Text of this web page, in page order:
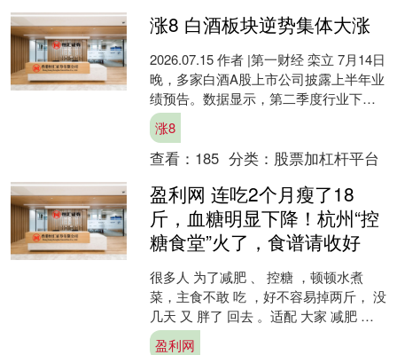
涨8 白酒板块逆势集体大涨
2026.07.15 作者 |第一财经 栾立 7月14日
晚，多家白酒A股上市公司披露上半年业
绩预告。数据显示，第二季度行业下滑
态势不仅延续，且幅度有所扩大，其
中....
涨8
查看： 185 分类： 股票加杠杆平台
盈利网 连吃2个月瘦了18
斤，血糖明显下降！杭州“控
糖食堂”火了，食谱请收好
很多人 为了减肥 、 控糖 ，顿顿水煮
菜，主食不敢 吃 ，好不容易掉两斤， 没
几天 又 胖了 回去 。适配 大家 减肥 、
控糖的 需求， 最近 杭州 一家 “....
盈利网